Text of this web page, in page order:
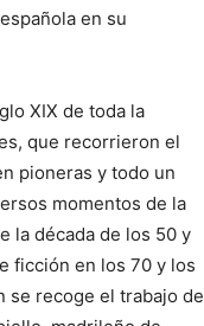
en su
XIX de toda la
que recorrieron el
pioneras y todo un
momentos de la
la década de los 50 y
ficción en los 70 y los
se recoge el trabajo de